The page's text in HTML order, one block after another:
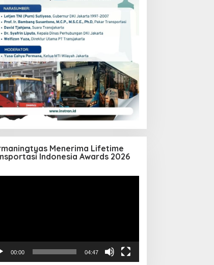
Menerima Lifetime
Indonesia Awards 2026
00:00 04:47